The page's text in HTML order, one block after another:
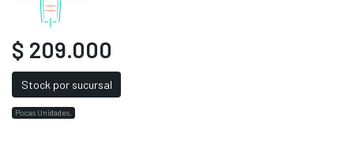
$ 209.000
Stock por sucursal
Pocas Unidades.